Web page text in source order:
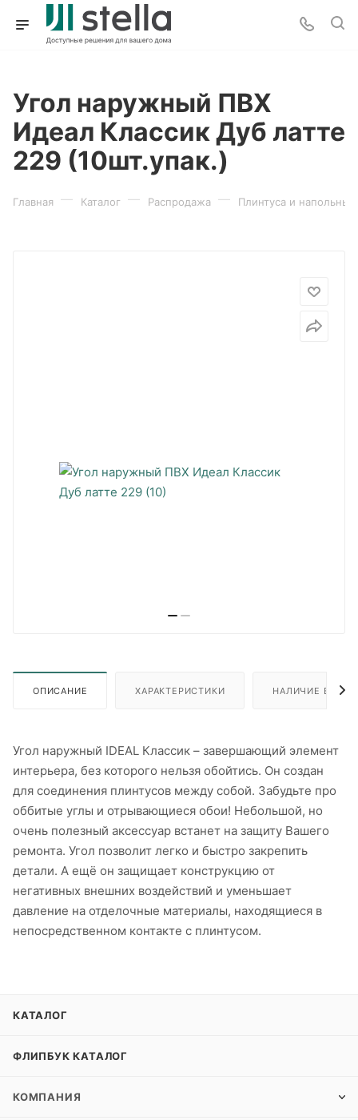
Угол наружный ПВХ
Идеал Классик Дуб латте
229 (10шт.упак.)
Главная — Каталог — Распродажа — Плинтуса и
ОПИСАНИЕ ХАРАКТЕРИСТИКИ НАЛИЧИЕ В
Угол наружный IDEAL Классик – завершающий элемент
интерьера, без которого нельзя обойтись. Он создан
для соединения плинтусов между собой. Забудьте про
оббитые углы и отрывающиеся обои! Небольшой, но
очень полезный аксессуар встанет на защиту Вашего
ремонта. Угол позволит легко и быстро закрепить
детали. А ещё он защищает конструкцию от
негативных внешних воздействий и уменьшает
давление на отделочные материалы, находящиеся в
непосредственном контакте с плинтусом.
КАТАЛОГ
ФЛИПБУК КАТАЛОГ
КОМПАНИЯ